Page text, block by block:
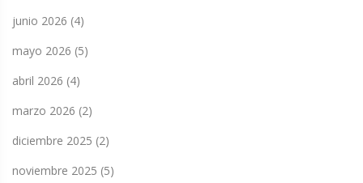
junio 2026 (4)
mayo 2026 (5)
abril 2026 (4)
marzo 2026 (2)
diciembre 2025 (2)
noviembre 2025 (5)